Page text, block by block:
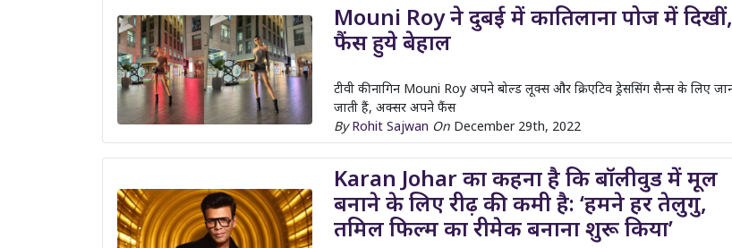
टीवी की नागिन Mouni Roy अपने बोल्ड लूक्स और क्रिएटिव ड्रेससिंग सैन्स के लिए जानी
जाती हैं, अक्सर अपने फैंस
Rohit Sajwan
Karan Johar का कहना है कि बॉलीवुड में मूल
बनाने के लिए रीढ़ की कमी है: ‘हमने हर तेलुगु,
तमिल फिल्म का रीमेक बनाना शुरू किया’
फिल्म निर्माता Karan Johar बॉलीवुड उद्योग के बारे में बार-बार मुखर रहे हैं और विशेष
रूप से चल रहे उत्तर